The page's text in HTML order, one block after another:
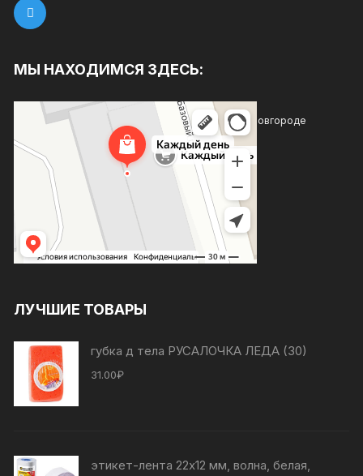
МЫ НАХОДИМСЯ ЗДЕСЬ:
Каждый день
Магазин хозтоваров и бытовой химии в Нижнем Новгороде
Товары для дома в Нижнем Новгороде
ЛУЧШИЕ ТОВАРЫ
губка д тела РУСАЛОЧКА ЛЕДА (30)
31.00₽
этикет-лента 22х12 мм, волна, белая,